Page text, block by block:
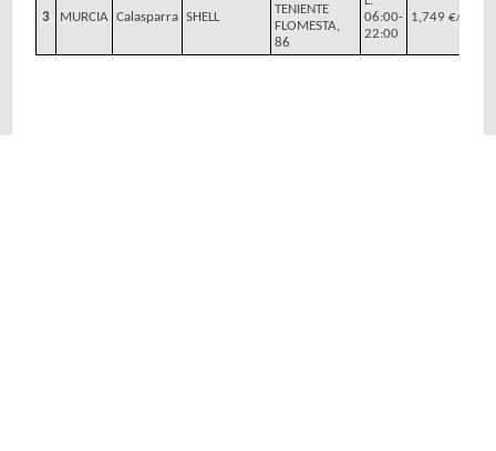
3 MURCIA Calasparra SHELL
TENIENTE
FLOMESTA,
86
06:00-
22:00
1,749 €/l